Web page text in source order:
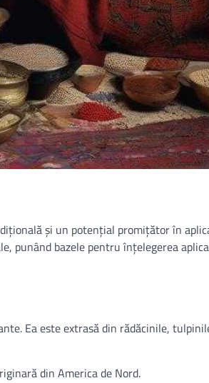
și un potențial promițător în
punând bazele pentru înțelegerea
Ea este extrasă din rădăcinile,
din America de Nord.